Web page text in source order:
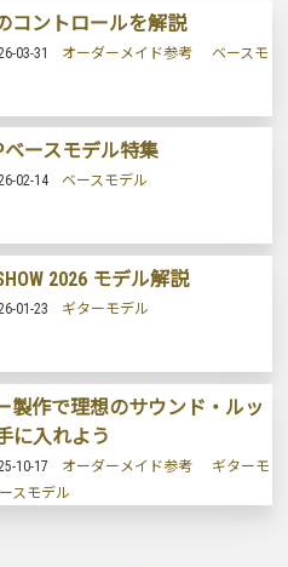
コントロールを解説
03-31 オーダーメイド参考
ベースモ
ベースモデル特集
02-14 ベースモデル
2026 モデル解説
01-23 ギターモデル
製作で理想のサウンド・ルッ
に入れよう
10-17 オーダーメイド参考
ギターモ
スモデル